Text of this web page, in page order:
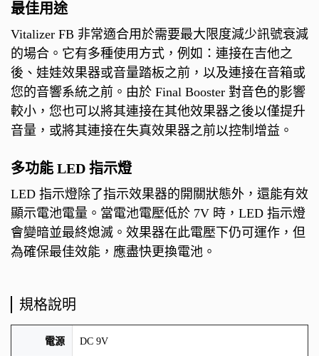
最佳用途
Vitalizer FB 非常適合用於需要最大限度減少訊號衰減
的場合。它有多種使用方式，例如：連接在吉他之
後、娃娃效果器或音量踏板之前，以及連接在音箱或
您的音響系統之前。由於 Final Booster 對音色的影響
較小，您也可以將其連接在其他效果器之後以僅提升
音量，或將其連接在失真效果器之前以控制增益。
多功能 LED 指示燈
LED 指示燈除了指示效果器的開關狀態外，還能有效
顯示電池電量。當電池電壓低於 7V 時，LED 指示燈
會變暗並最終熄滅。效果器在此電壓下仍可運作，但
為確保最佳效能，應盡快更換電池。
規格說明
電源 DC 9V